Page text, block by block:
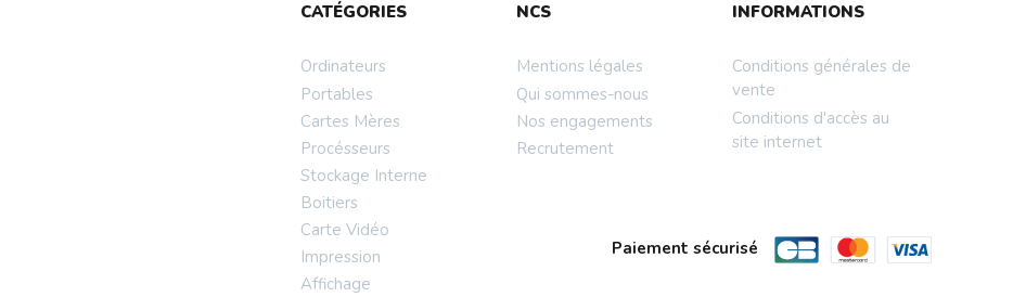
CATÉGORIES
Ordinateurs
Portables
Cartes Mères
Procésseurs
Stockage Interne
Boitiers
Carte Vidéo
Impression
Affichage
NCS
Mentions légales
Qui sommes-nous
Nos engagements
Recrutement
INFORMATIONS
Conditions générales de
vente
Conditions d'accès au
site internet
Paiement sécurisé